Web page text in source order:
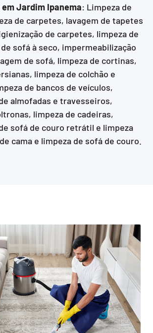
em Jardim Ipanema: Limpeza de
de carpetes, lavagem de tapetes
de carpetes, limpeza de
sofá à seco, impermeabilização
de sofá, limpeza de cortinas,
limpeza de colchão e
de bancos de veículos,
almofadas e travesseiros,
limpeza de cadeiras,
sofá de couro retrátil e limpeza
cama e limpeza de sofá de couro.